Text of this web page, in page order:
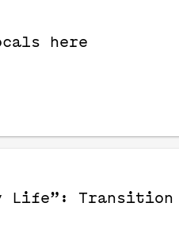
here
Life”: Transition